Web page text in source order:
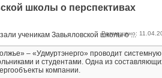
школы о перспективах
ученикам Завьяловской школы о ...
Размещено:
– «Удмуртэнерго» проводит системную
и студентами. Одна из
компании.